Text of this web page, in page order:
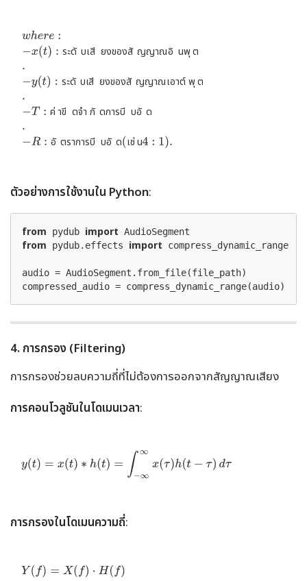
ระด
ั บเส
ี ยงของส
ั ญญาณอ
ิ นพุต
ระด
ั บเส
ี ยงของส
ั ญญาณเอาต์ พุต
ค่ าข
ี ดจำ ก
ั ดการบ
ี บอ
ั ด
อ
ั ตราการบ
ี บอ
ั ด เช่ น
ตัวอย่างการใช้งานใน Python:
from pydub import
from pydub.effects import compress_dynamic_range
audio = AudioSegment.from_file(file_path)
compressed_audio = compress_dynamic_range(audio)
4. การกรอง (Filtering)
การกรองช่วยลบความถี่ที่ไม่ต้องการออกจากสัญญาณเสียง
การคอนโวลูชันในโดเมนเวลา:
การกรองในโดเมนความถี่: